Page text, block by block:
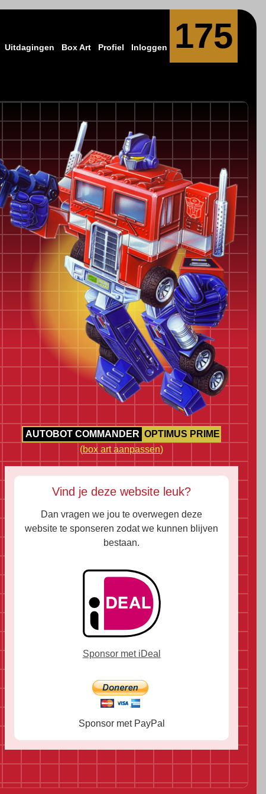
Uitdagingen Box Art Profiel Inloggen 175
AUTOBOT COMMANDER OPTIMUS PRIME
(box art aanpassen)
Vind je deze website leuk?
Dan vragen we jou te overwegen deze
website te sponseren zodat we kunnen blijven
bestaan.
Sponsor met iDeal
Sponsor met PayPal